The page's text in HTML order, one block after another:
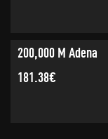
200,000 M Adena
181.38€